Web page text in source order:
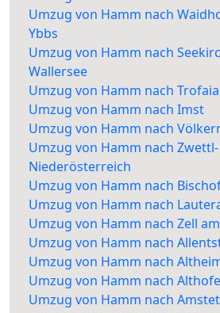
Umzug von Hamm nach
Ybbs
Umzug von Hamm nach
Wallersee
Umzug von Hamm nach
Umzug von Hamm nach Imst
Umzug von Hamm nach
Umzug von Hamm nach Zwettl-
Niederösterreich
Umzug von Hamm nach
Umzug von Hamm nach
Umzug von Hamm nach Zell
Umzug von Hamm nach
Umzug von Hamm nach
Umzug von Hamm nach
Umzug von Hamm nach